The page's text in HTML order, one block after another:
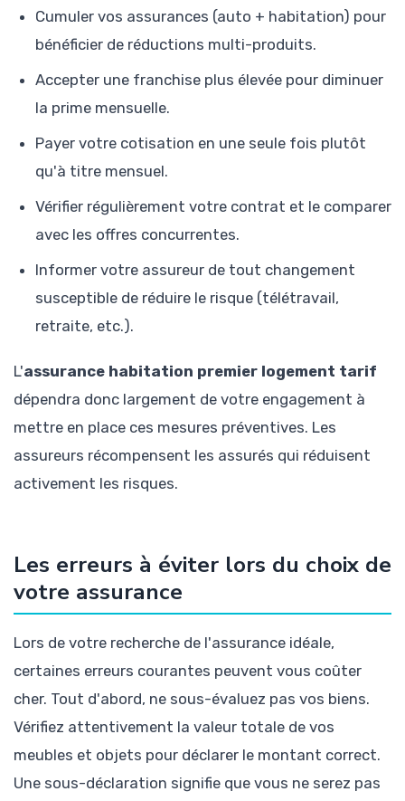
Cumuler vos assurances (auto + habitation) pour
bénéficier de réductions multi-produits.
Accepter une franchise plus élevée pour diminuer
la prime mensuelle.
Payer votre cotisation en une seule fois plutôt
qu'à titre mensuel.
Vérifier régulièrement votre contrat et le comparer
avec les offres concurrentes.
Informer votre assureur de tout changement
susceptible de réduire le risque (télétravail,
retraite, etc.).
L'assurance habitation premier logement tarif
dépendra donc largement de votre engagement à
mettre en place ces mesures préventives. Les
assureurs récompensent les assurés qui réduisent
activement les risques.
Les erreurs à éviter lors du choix de
votre assurance
Lors de votre recherche de l'assurance idéale,
certaines erreurs courantes peuvent vous coûter
cher. Tout d'abord, ne sous-évaluez pas vos biens.
Vérifiez attentivement la valeur totale de vos
meubles et objets pour déclarer le montant correct.
Une sous-déclaration signifie que vous ne serez pas